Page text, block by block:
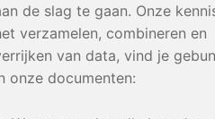
de slag te gaan. Onze
verzamelen, combineren en
van data, vind je
onze documenten: